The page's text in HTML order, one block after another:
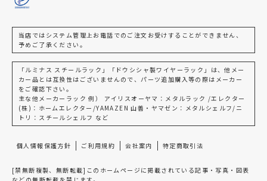
当店ではシステム管理上お電話でのご注文お受けすることができません、
予めご了承ください。
「ルミナス スチールラック」「ドウシシャ製ワイヤーラック」は、他メー
カー品とは互換性はございませんので、パーツ追加購入等の際はメーカー
をご確認下さい。
主な他メーカーラック 例） アイリスオーヤマ：メタルラック /エレクター
(株)：ホームエレクター/YAMAZEN 山善・ヤマゼン：メタルシェルフ/ニ
トリ：スチールシェルフ など
個人情報保護方針 ご利用規約 会社案内 特定商取引法
[禁無断複製、無断転載]このホームページに掲載されている記事・写真・図表